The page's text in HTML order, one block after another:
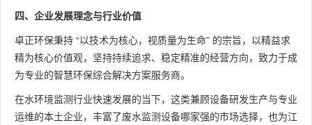
四、企业发展理念与行业价值
卓正环保秉持 “以技术为核心，视质量为生命” 的宗旨，以精益求
精为核心价值观，坚持持续追求、稳定精准的经营方向，致力于成
为专业的智慧环保综合解决方案服务商。
在水环境监测行业快速发展的当下，这类兼顾设备研发生产与专业
运维的本土企业，丰富了废水监测设备哪家强的市场选择，也为江